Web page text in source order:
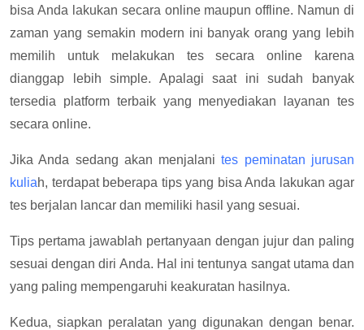
bisa Anda lakukan secara online maupun offline. Namun di
zaman yang semakin modern ini banyak orang yang lebih
memilih untuk melakukan tes secara online karena
dianggap lebih simple. Apalagi saat ini sudah banyak
tersedia platform terbaik yang menyediakan layanan tes
secara online.
Jika Anda sedang akan menjalanites peminatan jurusan
kuliah, terdapat beberapa tips yang bisa Anda lakukan agar
tes berjalan lancar dan memiliki hasil yang sesuai.
Tips pertama jawablah pertanyaan dengan jujur dan paling
sesuai dengan diri Anda. Hal ini tentunya sangat utama dan
yang paling mempengaruhi keakuratan hasilnya.
Kedua, siapkan peralatan yang digunakan dengan benar.